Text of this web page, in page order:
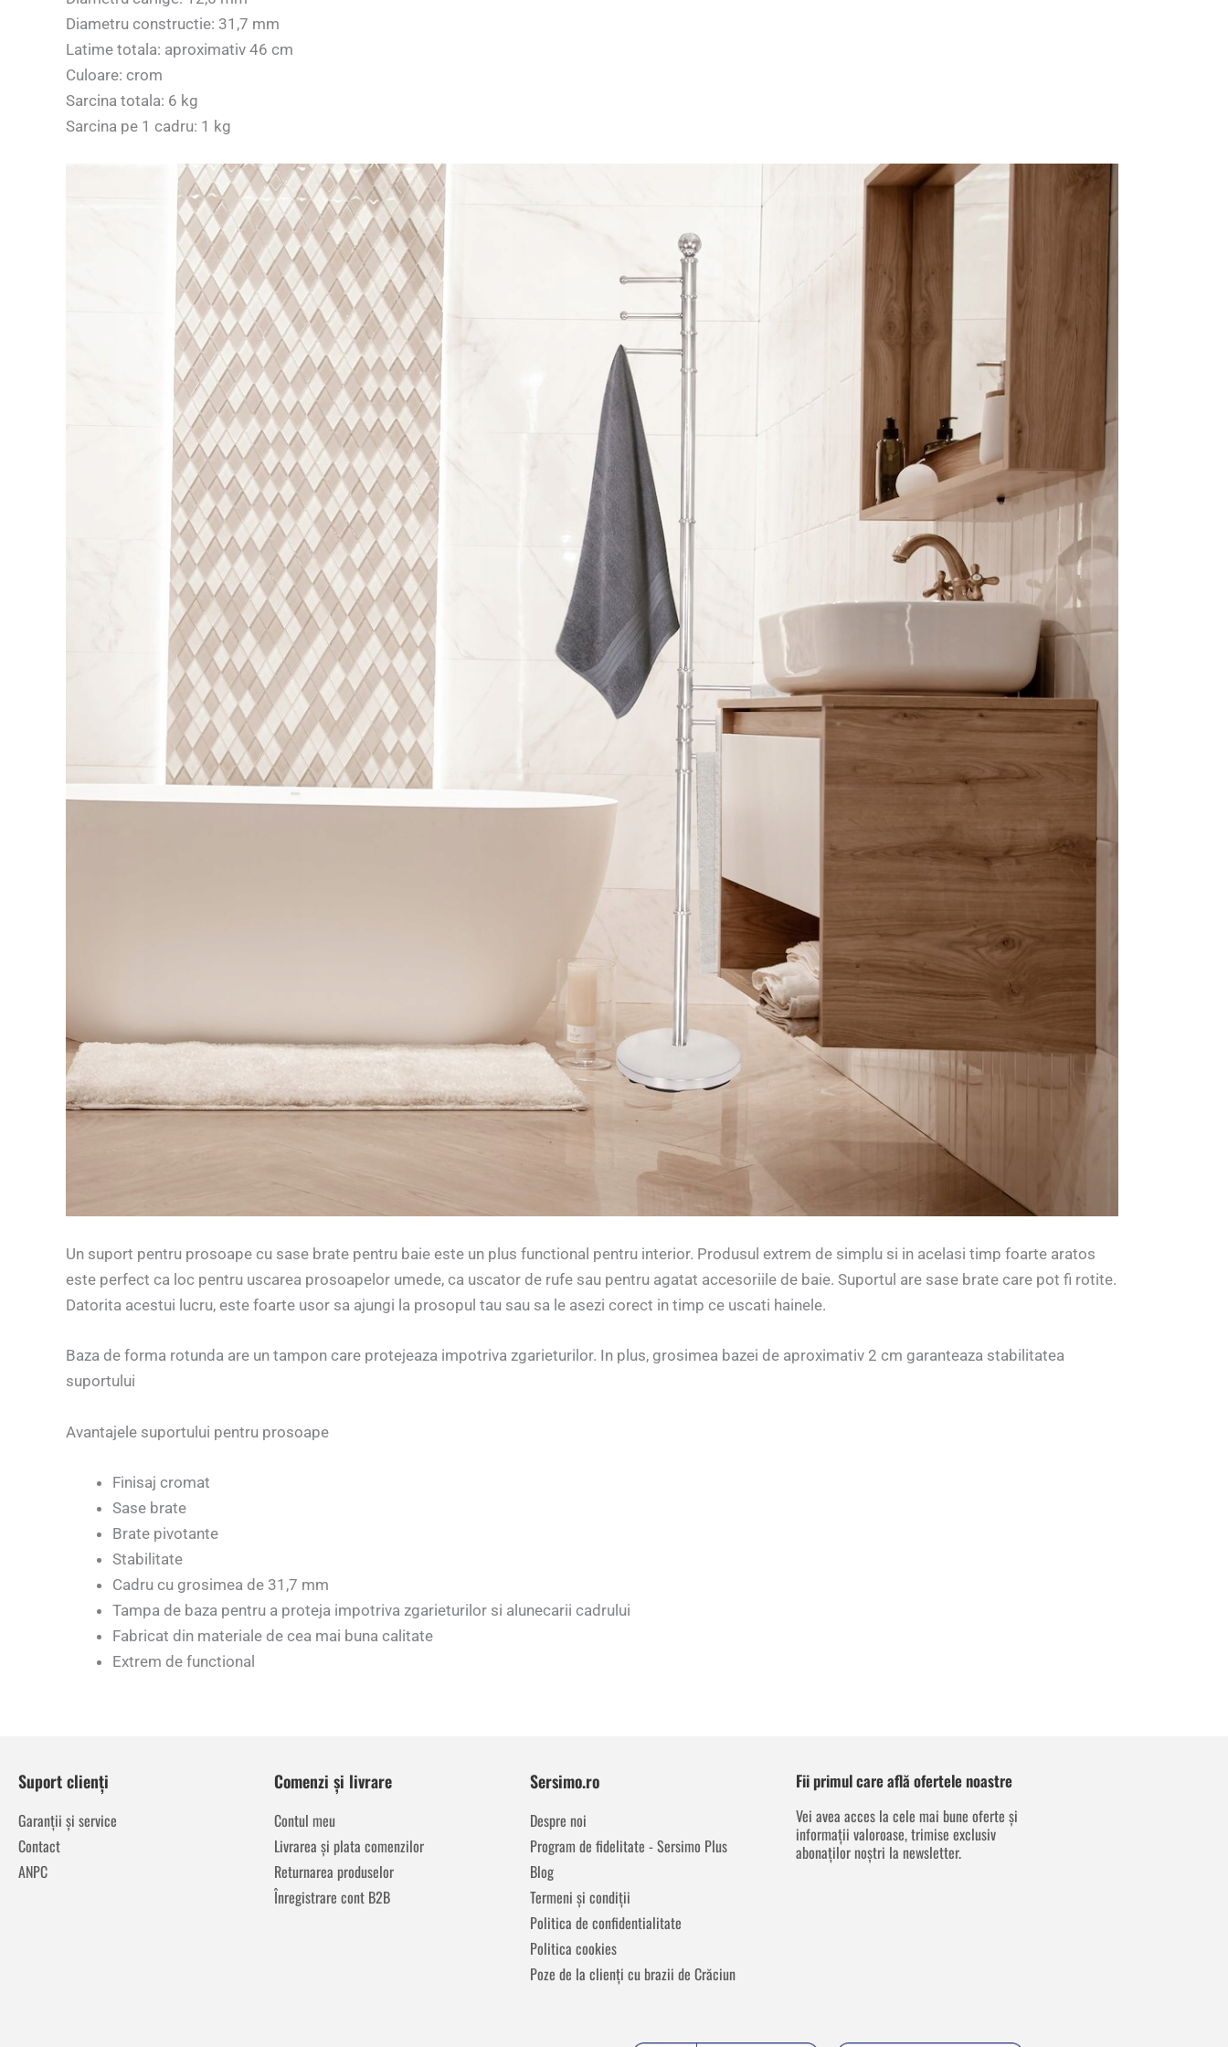
Diametru constructie: 31,7 mm
Latime totala: aproximativ 46 cm
Culoare: crom
Sarcina totala: 6 kg
Sarcina pe 1 cadru: 1 kg
Un suport pentru prosoape cu sase brate pentru baie este un plus functional pentru interior. Produsul extrem de simplu si in acelasi timp foarte aratos
este perfect ca loc pentru uscarea prosoapelor umede, ca uscator de rufe sau pentru agatat accesoriile de baie. Suportul are sase brate care pot fi rotite.
Datorita acestui lucru, este foarte usor sa ajungi la prosopul tau sau sa le asezi corect in timp ce uscati hainele.
Baza de forma rotunda are un tampon care protejeaza impotriva zgarieturilor. In plus, grosimea bazei de aproximativ 2 cm garanteaza stabilitatea
suportului
Avantajele suportului pentru prosoape
Finisaj cromat
Sase brate
Brate pivotante
Stabilitate
Cadru cu grosimea de 31,7 mm
Tampa de baza pentru a proteja impotriva zgarieturilor si alunecarii cadrului
Fabricat din materiale de cea mai buna calitate
Extrem de functional
Suport clienți
Garanții și service
Contact
ANPC
Comenzi și livrare
Contul meu
Livrarea și plata comenzilor
Returnarea produselor
Înregistrare cont B2B
Sersimo.ro
Despre noi
Program de fidelitate - Sersimo Plus
Blog
Termeni și condiții
Politica de confidentialitate
Politica cookies
Poze de la clienți cu brazii de Crăciun
Fii primul care află ofertele noastre
Vei avea acces la cele mai bune oferte și
informații valoroase, trimise exclusiv
abonaților noștri la newsletter.